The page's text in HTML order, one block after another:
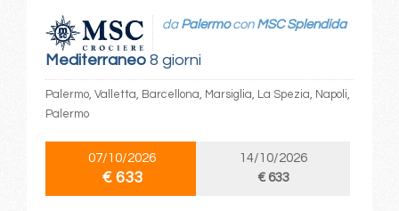
Mediterraneo8 giorni
da Palermocon MSC Splendida
Palermo, Valletta, Barcellona, Marsiglia, La Spezia, Napoli,
Palermo
07/10/2026
€ 633
14/10/2026
€ 633